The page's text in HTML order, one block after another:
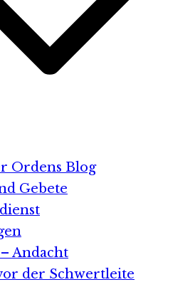
Ordens Blog
Gebete
Andacht
der Schwertleite